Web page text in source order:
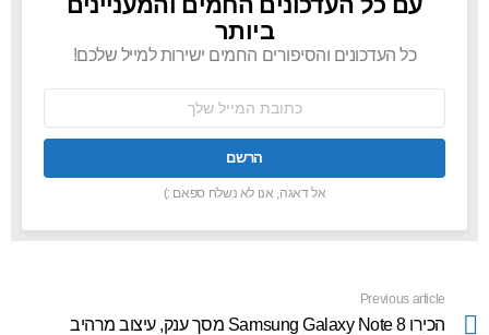
ביותר
כל העדכונים והסיפורים החמים ישירות למייל שלכם!
אל דאגה, אנו לא נשלח ספאם :)
more
Previous article
הכירו Samsung Galaxy Note 8 מסך ענק, עיצוב מרהיב